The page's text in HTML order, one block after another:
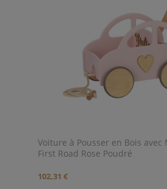
Voiture à Pousser en Bois avec
First Road Rose Poudré
102,31 €